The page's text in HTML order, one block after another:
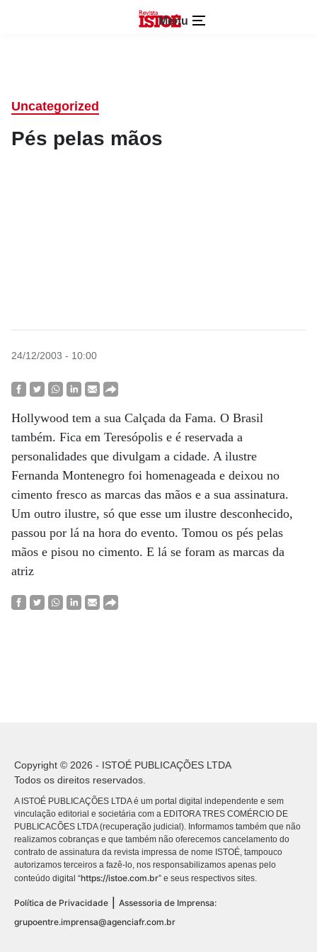
Menu
Uncategorized
Pés pelas mãos
24/12/2003 - 10:00
Hollywood tem a sua Calçada da Fama. O Brasil
também. Fica em Teresópolis e é reservada a
personalidades que divulgam a cidade. A ilustre
Fernanda Montenegro foi homenageada e deixou no
cimento fresco as marcas das mãos e a sua assinatura.
Um outro ilustre, só que esse um ilustre desconhecido,
passou por lá na hora do evento. Tomou os pés pelas
mãos e pisou no cimento. E lá se foram as marcas da
atriz
Copyright © 2026 - ISTOÉ PUBLICAÇÕES LTDA
Todos os direitos reservados.
A ISTOÉ PUBLICAÇÕES LTDA é um portal digital independente e sem
vinculação editorial e societária com a EDITORA TRES COMÉRCIO DE
PUBLICACÕES LTDA (recuperação judicial). Informamos também que não
realizamos cobranças e que também não oferecemos cancelamento do
contrato de assinatura da revista impressa de nome ISTOÉ, tampouco
autorizamos terceiros a fazê-lo, nos responsabilizamos apenas pelo
conteúdo digital “https://istoe.com.br” e seus respectivos sites.
Política de Privacidade
Assessoria de Imprensa:
grupoentre.imprensa@agenciafr.com.br